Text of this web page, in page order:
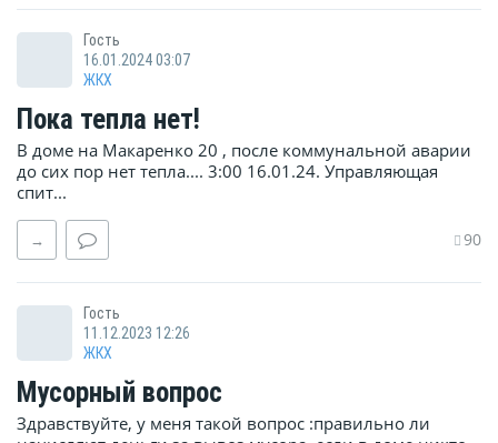
Гость
16.01.2024 03:07
ЖКХ
Пока тепла нет!
В доме на Макаренко 20 , после коммунальной аварии
до сих пор нет тепла.... 3:00 16.01.24. Управляющая
спит...
→ 90
Гость
11.12.2023 12:26
ЖКХ
Мусорный вопрос
Здравствуйте, у меня такой вопрос :правильно ли